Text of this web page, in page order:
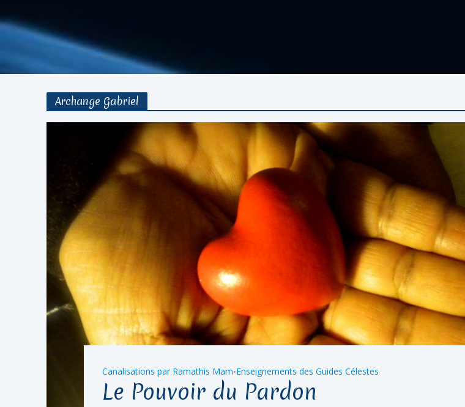
Archange Gabriel
Canalisations par Ramathis Mam•Enseignements des Guides Célestes
Le Pouvoir du Pardon